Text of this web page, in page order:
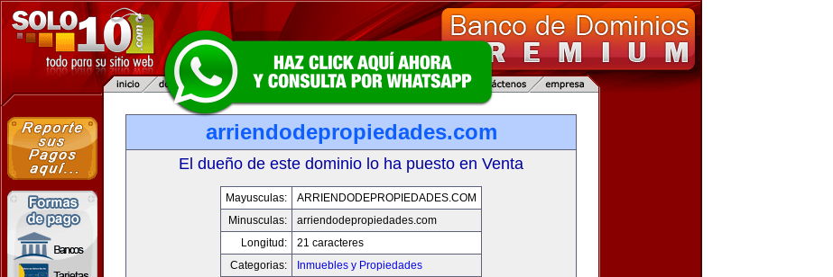
arriendodepropiedades.com
El dueño de este dominio lo ha puesto en Venta
Mayusculas:
ARRIENDODEPROPIEDADES.COM
Minusculas:
arriendodepropiedades.com
Longitud:
21 caracteres
Categorias:
Inmuebles y Propiedades